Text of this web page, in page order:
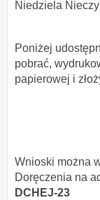
Niedziela
Poniżej
pobrać,
papierowej i
Wnioski można
Doręczenia na
DCHEJ-23